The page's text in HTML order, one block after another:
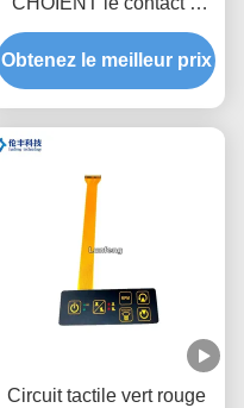
membrane fait sur
commande avec la
surface brillante
Obtenez le meilleur prix
Circuit tactile vert rouge